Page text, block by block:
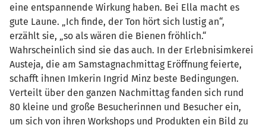
eine entspannende Wirkung haben. Bei Ella macht es
gute Laune. „Ich finde, der Ton hört sich lustig an“,
erzählt sie, „so als wären die Bienen fröhlich.“
Wahrscheinlich sind sie das auch. In der Erlebnisimkerei
Austeja, die am Samstagnachmittag Eröffnung feierte,
schafft ihnen Imkerin Ingrid Minz beste Bedingungen.
Verteilt über den ganzen Nachmittag fanden sich rund
80 kleine und große Besucherinnen und Besucher ein,
um sich von ihren Workshops und Produkten ein Bild zu